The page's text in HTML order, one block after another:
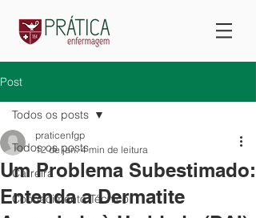
Post
Todos os posts
Carreira
Conhecimento Técnico
Todos os posts
Um Problema Subestimado:
Entenda a Dermatite
praticenfgp
12 de jan. 4 min de leitura